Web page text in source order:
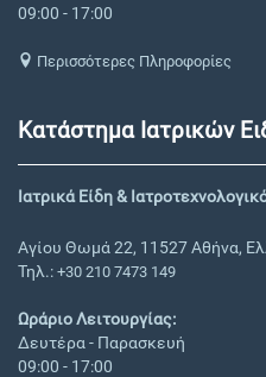
09:00 - 17:00
Περισσότερες Πληροφορίες
Κατάστημα Ιατρικών
Ιατρικά Είδη &
Αγίου Θωμά 22, 11527 Αθήνα,
Τηλ.: +30 210 7473 149
Ωράριο Λειτουργίας:
Δευτέρα - Παρασκευή
09:00 - 17:00